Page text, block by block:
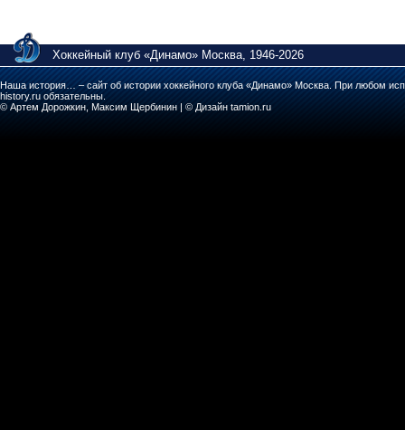
Хоккейный клуб «Динамо» Москва, 1946-2026
Наша история… – сайт об истории хоккейного клуба «Динамо» Москва. При любом
history.ru обязательны.
© Артем Дорожкин, Максим Щербинин | © Дизайн tamion.ru